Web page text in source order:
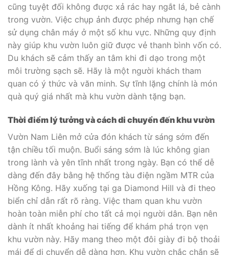
cũng tuyệt đối không được xả rác hay ngắt lá, bẻ cành
trong vườn. Việc chụp ảnh được phép nhưng hạn chế
sử dụng chân máy ở một số khu vực. Những quy định
này giúp khu vườn luôn giữ được vẻ thanh bình vốn có.
Du khách sẽ cảm thấy an tâm khi đi dạo trong một
môi trường sạch sẽ. Hãy là một người khách tham
quan có ý thức và văn minh. Sự tĩnh lặng chính là món
quà quý giá nhất mà khu vườn dành tặng bạn.
Thời điểm lý tưởng và cách di chuyển đến khu vườn
Vườn Nam Liên mở cửa đón khách từ sáng sớm đến
tận chiều tối muộn. Buổi sáng sớm là lúc không gian
trong lành và yên tĩnh nhất trong ngày. Bạn có thể dễ
dàng đến đây bằng hệ thống tàu điện ngầm MTR của
Hồng Kông. Hãy xuống tại ga Diamond Hill và đi theo
biển chỉ dẫn rất rõ ràng. Việc tham quan khu vườn
hoàn toàn miễn phí cho tất cả mọi người dân. Bạn nên
dành ít nhất khoảng hai tiếng để khám phá trọn vẹn
khu vườn này. Hãy mang theo một đôi giày đi bộ thoải
mái để di chuyển dễ dàng hơn. Khu vườn chắc chắn sẽ